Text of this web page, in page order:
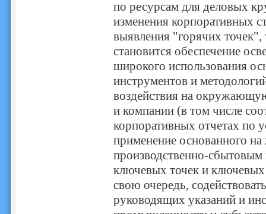
по ресурсам для деловых
изменения корпоративных
выявления "горячих
становится обеспечение
широкого использования
инструментов и
воздействия на
и компании (в том числе
корпоративных отчетах по
применение основанного
производственно-сбытовым
ключевых точек и ключевых
свою очередь,
руководящих указаний и